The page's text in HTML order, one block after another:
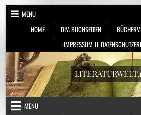
Skip
MENU
HOME
DIV. BUCHSEITEN
IMPRESSUM U.
MENU